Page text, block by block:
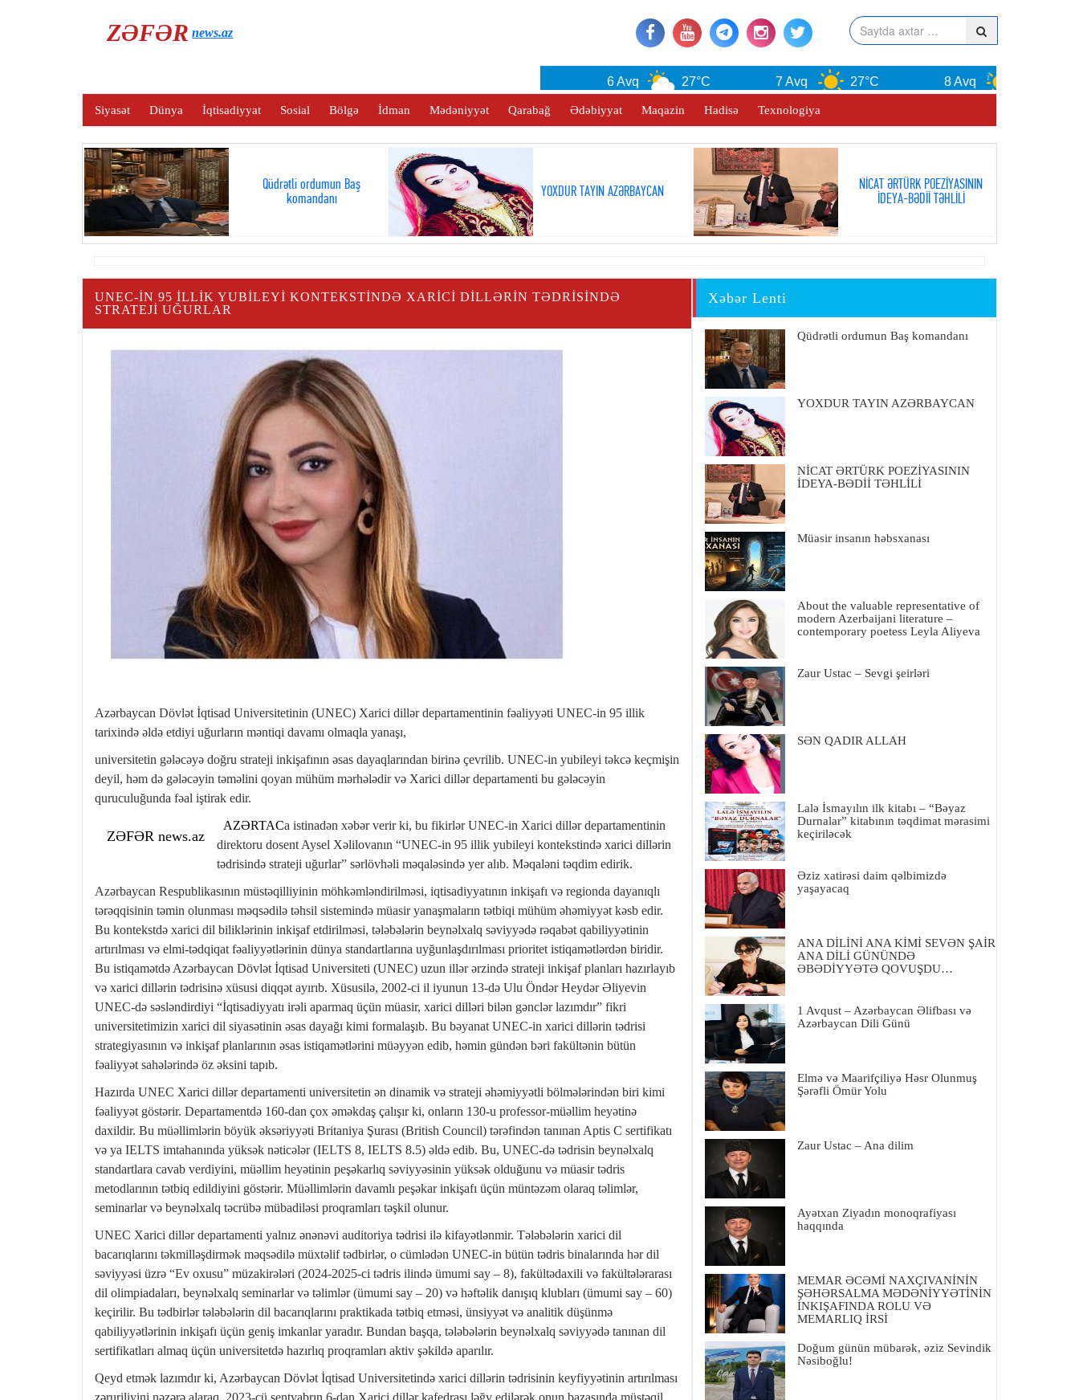
ZƏFƏRnews.az
6 Avq 27°C 7 Avq 27°C 8 Avq 30°C
Siyasət Dünya İqtisadiyyat Sosial Bölgə İdman Mədəniyyət Qarabağ Ədəbiyyat Maqazin Hadisə Texnologiya
Qüdrətli ordumun Baş
komandanı
YOXDUR TAYIN AZƏRBAYCAN
NİCAT ƏRTÜRK POEZİYASININ
İDEYA-BƏDİİ TƏHLİLİ
UNEC-IN 95 ILLIK YUBILEYI KONTEKSTINDƏ XARICI DILLƏRIN TƏDRISINDƏ
STRATEJI UĞURLAR
Azərbaycan Dövlət İqtisad Universitetinin (UNEC) Xarici dillər departamentinin fəaliyyəti UNEC-in 95 illik
tarixində əldə etdiyi uğurların məntiqi davamı olmaqla yanaşı,
universitetin gələcəyə doğru strateji inkişafının əsas dayaqlarından birinə çevrilib. UNEC-in yubileyi təkcə keçmişin
deyil, həm də gələcəyin təməlini qoyan mühüm mərhələdir və Xarici dillər departamenti bu gələcəyin
quruculuğunda fəal iştirak edir.
ZƏFƏR news.az
AZƏRTACa istinadən xəbər verir ki, bu fikirlər UNEC-in Xarici dillər departamentinin
direktoru dosent Aysel Xəlilovanın “UNEC-in 95 illik yubileyi kontekstində xarici dillərin
tədrisində strateji uğurlar” sərlövhəli məqaləsində yer alıb. Məqaləni təqdim edirik.
Azərbaycan Respublikasının müstəqilliyinin möhkəmləndirilməsi, iqtisadiyyatının inkişafı və regionda dayanıqlı
tərəqqisinin təmin olunması məqsədilə təhsil sistemində müasir yanaşmaların tətbiqi mühüm əhəmiyyət kəsb edir.
Bu kontekstdə xarici dil biliklərinin inkişaf etdirilməsi, tələbələrin beynəlxalq səviyyədə rəqabət qabiliyyətinin
artırılması və elmi-tədqiqat fəaliyyətlərinin dünya standartlarına uyğunlaşdırılması prioritet istiqamətlərdən biridir.
Bu istiqamətdə Azərbaycan Dövlət İqtisad Universiteti (UNEC) uzun illər ərzində strateji inkişaf planları hazırlayıb
və xarici dillərin tədrisinə xüsusi diqqət ayırıb. Xüsusilə, 2002-ci il iyunun 13-də Ulu Öndər Heydər Əliyevin
UNEC-də səsləndirdiyi “İqtisadiyyatı irəli aparmaq üçün müasir, xarici dilləri bilən gənclər lazımdır” fikri
universitetimizin xarici dil siyasətinin əsas dayağı kimi formalaşıb. Bu bəyanat UNEC-in xarici dillərin tədrisi
strategiyasının və inkişaf planlarının əsas istiqamətlərini müəyyən edib, həmin gündən bəri fakültənin bütün
fəaliyyət sahələrində öz əksini tapıb.
Hazırda UNEC Xarici dillər departamenti universitetin ən dinamik və strateji əhəmiyyətli bölmələrindən biri kimi
fəaliyyət göstərir. Departamentdə 160-dan çox əməkdaş çalışır ki, onların 130-u professor-müəllim heyətinə
daxildir. Bu müəllimlərin böyük əksəriyyəti Britaniya Şurası (British Council) tərəfindən tanınan Aptis C sertifikatı
və ya IELTS imtahanında yüksək nəticələr (IELTS 8, IELTS 8.5) əldə edib. Bu, UNEC-də tədrisin beynəlxalq
standartlara cavab verdiyini, müəllim heyətinin peşəkarlıq səviyyəsinin yüksək olduğunu və müasir tədris
metodlarının tətbiq edildiyini göstərir. Müəllimlərin davamlı peşəkar inkişafı üçün müntəzəm olaraq təlimlər,
seminarlar və beynəlxalq təcrübə mübadiləsi proqramları təşkil olunur.
UNEC Xarici dillər departamenti yalnız ənənəvi auditoriya tədrisi ilə kifayətlənmir. Tələbələrin xarici dil
bacarıqlarını təkmilləşdirmək məqsədilə müxtəlif tədbirlər, o cümlədən UNEC-in bütün tədris binalarında hər dil
səviyyəsi üzrə “Ev oxusu” müzakirələri (2024-2025-ci tədris ilində ümumi say – 8), fakültədaxili və fakültələrarası
dil olimpiadaları, beynəlxalq seminarlar və təlimlər (ümumi say – 20) və həftəlik danışıq klubları (ümumi say – 60)
keçirilir. Bu tədbirlər tələbələrin dil bacarıqlarını praktikada tətbiq etməsi, ünsiyyət və analitik düşünmə
qabiliyyətlərinin inkişafı üçün geniş imkanlar yaradır. Bundan başqa, tələbələrin beynəlxalq səviyyədə tanınan dil
sertifikatları almaq üçün universitetdə hazırlıq proqramları aktiv şəkildə aparılır.
Qeyd etmək lazımdır ki, Azərbaycan Dövlət İqtisad Universitetində xarici dillərin tədrisinin keyfiyyətinin artırılması
zəruriliyini nəzərə alaraq, 2023-cü sentyabrın 6-dan Xarici dillər kafedrası ləğv edilərək onun bazasında müstəqil
Xəbər Lenti
Qüdrətli ordumun Baş komandanı
YOXDUR TAYIN AZƏRBAYCAN
NİCAT ƏRTÜRK POEZİYASININ
İDEYA-BƏDİİ TƏHLİLİ
Müasir insanın həbsxanası
About the valuable representative of
modern Azerbaijani literature –
contemporary poetess Leyla Aliyeva
Zaur Ustac – Sevgi şeirləri
SƏN QADIR ALLAH
Lalə İsmayılın ilk kitabı – “Bəyaz
Durnalar” kitabının təqdimat mərasimi
keçiriləcək
Əziz xatirəsi daim qəlbimizdə
yaşayacaq
ANA DİLİNİ ANA KİMİ SEVƏN ŞAİR
ANA DİLİ GÜNÜNDƏ
ƏBƏDİYYƏTƏ QOVUŞDU…
1 Avqust – Azərbaycan Əlifbası və
Azərbaycan Dili Günü
Elmə və Maarifçiliyə Həsr Olunmuş
Şərəfli Ömür Yolu
Zaur Ustac – Ana dilim
Ayətxan Ziyadın monoqrafiyası
haqqında
MEMAR ƏCƏMİ NAXÇIVANİNİN
ŞƏHƏRSALMA MƏDƏNİYYƏTİNİN
İNKIŞAFINDA ROLU VƏ
MEMARLIQ İRSİ
Doğum günün mübarək, əziz Sevindik
Nəsiboğlu!